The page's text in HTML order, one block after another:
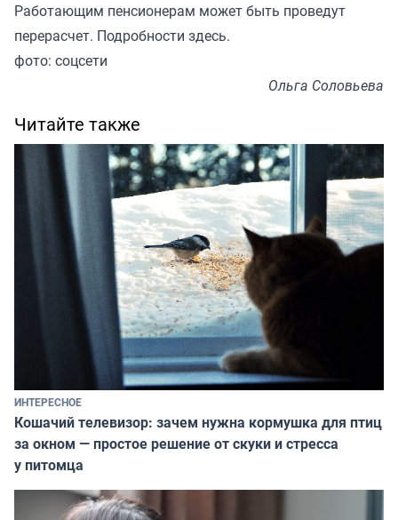
Работающим пенсионерам может быть проведут
перерасчет. Подробности здесь.
фото: соцсети
Ольга Соловьева
Читайте также
ИНТЕРЕСНОЕ
Кошачий телевизор: зачем нужна кормушка для птиц
за окном — простое решение от скуки и стресса
у питомца